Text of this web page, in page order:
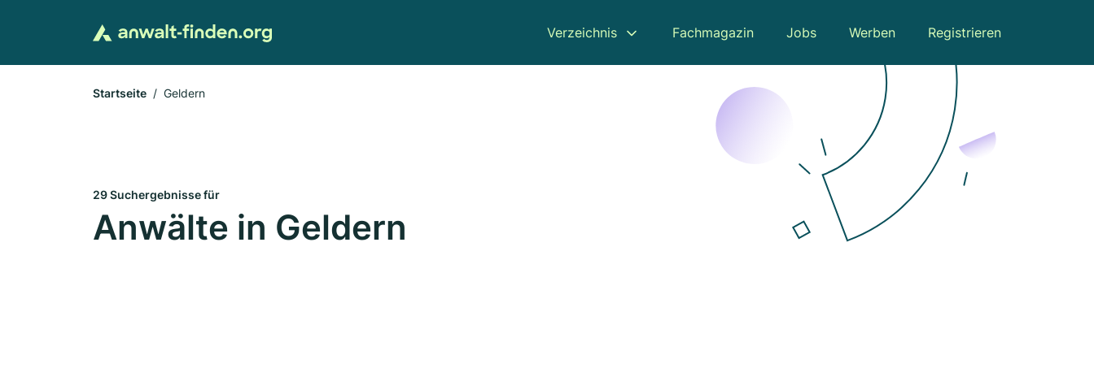
Verzeichnis Fachmagazin Jobs Werben Registrieren
Startseite Geldern
29 Suchergebnisse für
Anwälte in Geldern